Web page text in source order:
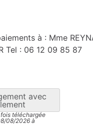
à : Mme
Tel : 06 12 09 85 87
avec
téléchargée
08/2026 à